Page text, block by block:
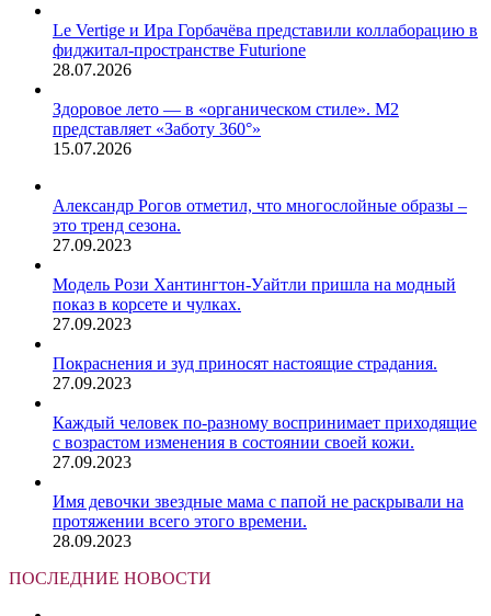
Le Vertige и Ира Горбачёва представили коллаборацию в
фиджитал-пространстве Futurione
28.07.2026
Здоровое лето — в «органическом стиле». М2
представляет «Заботу 360°»
15.07.2026
Александр Рогов отметил, что многослойные образы –
это тренд сезона.
27.09.2023
Модель Рози Хантингтон-Уайтли пришла на модный
показ в корсете и чулках.
27.09.2023
Покраснения и зуд приносят настоящие страдания.
27.09.2023
Каждый человек по-разному воспринимает приходящие
с возрастом изменения в состоянии своей кожи.
27.09.2023
Имя девочки звездные мама с папой не раскрывали на
протяжении всего этого времени.
28.09.2023
ПОСЛЕДНИЕ НОВОСТИ